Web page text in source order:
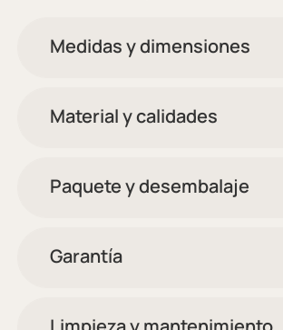
Medidas y dimensiones
Material y calidades
Paquete y desembalaje
Garantía